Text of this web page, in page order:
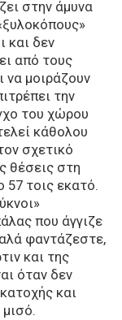
στην άμυνα
και δεν
από τους
να μοιράζουν
την
του χώρου
κάθολου
σχετικό
θέσεις στη
τοις εκατό.
που άγγιζε
φαντάζεστε,
και της
όταν δεν
και